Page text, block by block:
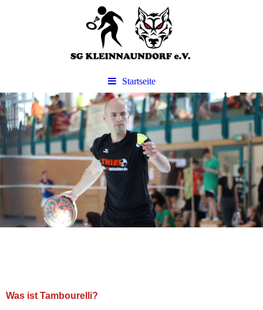
Startseite
Was ist Tambourelli?